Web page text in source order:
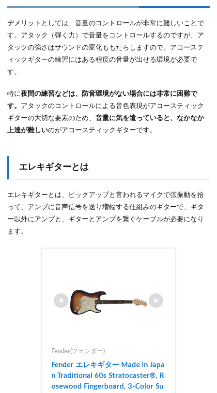
デメリットとしては、音量のコントロールが非常に難しいことで
す。アタック（弾く力）で音量をコントロールするのですが、ア
タックの強さはサウンドの変化ももたらしますので、アコーステ
ィックギターの練習にはある程度の音量が出せる環境が必要で
す。
特に夜間の練習などは、防音環境がない場合には非常に困難で
す。 アタックのコントロールによる音色表現がアコースティック
ギターの大切な要素のため、 音量に気を遣っていると、なかなか
上達が難しいのがアコースティックギターです。
エレキギターとは
エレキギターとは、ピックアップと言われるマイクで弦振動を拾
って、アンプに音声信号を送り増幅する仕組みのギターで、ギタ
ー以外にアンプと、ギターとアンプを繋ぐケーブルが必要になり
ます。
Fender(フェンダー)
Fender エレキギター Made in Japa
n Traditional 60s Stratocaster®, R
osewood Fingerboard, 3-Color Su